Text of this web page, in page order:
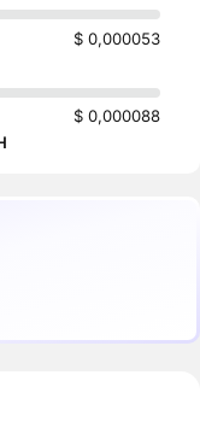
$ 0,000053
$ 0,000088